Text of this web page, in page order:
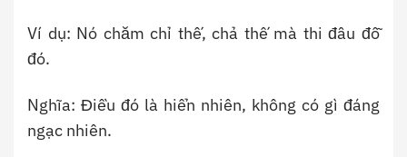
Ví dụ: Nó chăm chỉ thế, chả thế mà thi đâu đỗ
đó.
Nghĩa: Điều đó là hiển nhiên, không có gì đáng
ngạc nhiên.